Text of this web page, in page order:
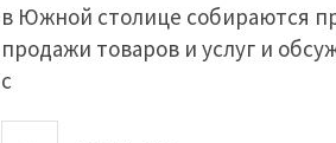
в Южной столице собираются
продажи товаров и услуг и
с